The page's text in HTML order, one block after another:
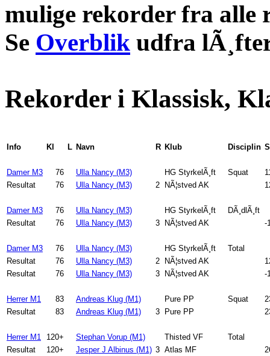
mulige rekorder fra alle
Se Overblik udfra
Rekorder i Klassisk,
Info Kl L Navn R Klub Disciplin
Damer M3 76 Ulla Nancy (M3) HG StyrkelÃ¸ft Squat
Resultat
76 Ulla Nancy (M3) 2 NÃ¦stved AK
Damer M3 76 Ulla Nancy (M3) HG StyrkelÃ¸ft
DÃ¸dlÃ¸ft
Resultat
76 Ulla Nancy (M3) 3 NÃ¦stved AK -
Damer M3 76 Ulla Nancy (M3) HG StyrkelÃ¸ft
Total
Resultat
76 Ulla Nancy (M3) 2 NÃ¦stved AK
Resultat
76 Ulla Nancy (M3) 3 NÃ¦stved AK -
Herrer M1 83 Andreas Klug (M1) Pure PP Squat
Resultat
83 Andreas Klug (M1) 3 Pure PP
Herrer M1 120+ Stephan Vorup (M1) Thisted VF
Total
Resultat
120+ Jesper J Albinus (M1) 3 Atlas MF